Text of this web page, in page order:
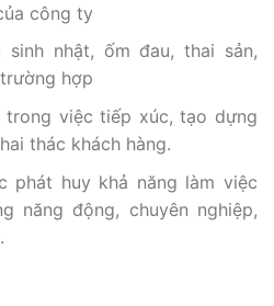
công ty
sinh nhật, ốm đau, thai sản,
hợp
việc tiếp xúc, tạo dựng
thác khách hàng.
phát huy khả năng làm việc
năng động, chuyên nghiệp,